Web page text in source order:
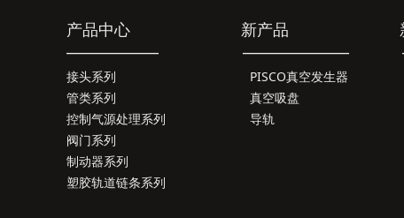
产品中心 新产品 新闻中
_____________ _______________
接头系列
管类系列
控制气源处理系列
阀门系列
制动器系列
塑胶轨道链条系列
PISCO真空发生器
真空吸盘
导轨